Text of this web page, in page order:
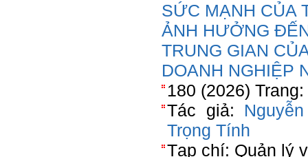
SỨC MẠNH CỦA
ẢNH HƯỞNG
TRUNG GIAN
DOANH NGHIỆP
180 (2026)
Tác giả:
Trọng Tính
Tạp chí: Quản lý